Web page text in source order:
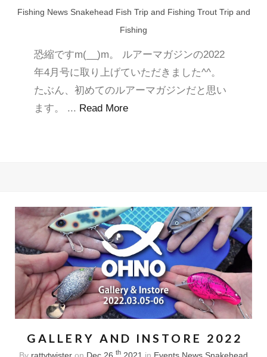
Fishing News Snakehead Fish Trip and Fishing Trout Trip and
Fishing
恐縮ですm(__)m。 ルアーマガジンの2022
年4月号に取り上げていただきました^^。
たぶん、初めてのルアーマガジンだと思い
ます。 ... Read More
GALLERY AND INSTORE 2022
th